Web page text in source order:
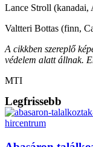
Lance Stroll (kanadai,
Valtteri Bottas (finn,
A cikkben szereplő
védelem alatt állnak.
MTI
Legfrissebb